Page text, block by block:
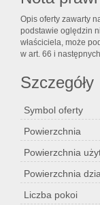
Opis oferty zawarty
podstawie oględzin
właściciela, może
w art. 66 i
Szczegóły
Symbol oferty
Powierzchnia
Powierzchnia
Powierzchnia
Liczba pokoi